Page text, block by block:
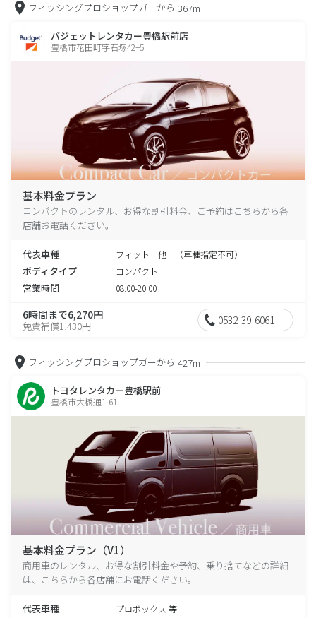
フィッシングプロショップガーから 367m
バジェットレンタカー豊橋駅前店
豊橋市花田町字石塚42−5
基本料金プラン
コンパクトのレンタル、お得な割引料金、ご予約はこちらから各
店舗お電話ください。
代表車種 フィット 他 （車種指定不可）
ボディタイプ コンパクト
営業時間 08:00-20:00
6時間まで6,270円
免責補償1,430円 0532-39-6061
フィッシングプロショップガーから 427m
トヨタレンタカー豊橋駅前
豊橋市大橋通1-61
基本料金プラン（V1）
商用車のレンタル、お得な割引料金や予約、乗り捨てなどの詳細
は、こちらから各店舗にお電話ください。
代表車種 プロボックス 等